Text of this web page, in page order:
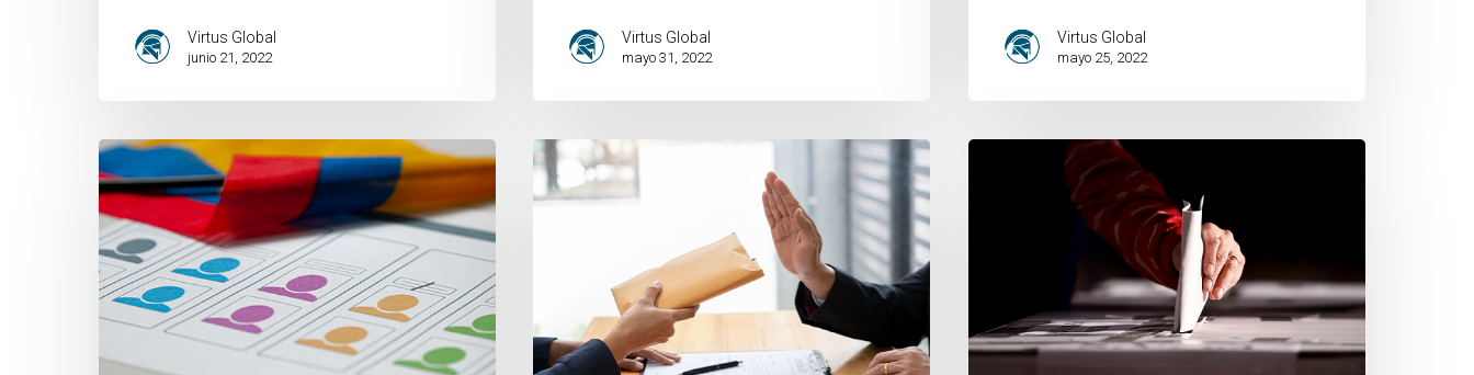
Virtus Global
junio 21, 2022
Virtus Global
mayo 31, 2022
Virtus Global
mayo 25, 2022